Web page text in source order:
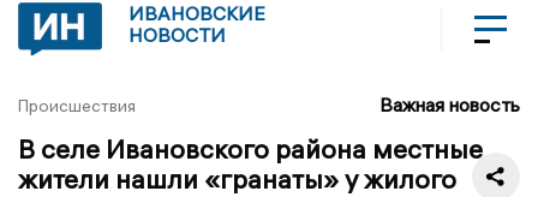
ИВАНОВСКИЕ
НОВОСТИ
Происшествия Важная новость
В селе Ивановского района местные
жители нашли «гранаты» у жилого